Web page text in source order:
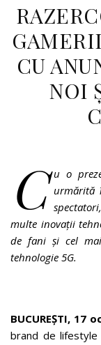
CU
NOI
C u o
urmărită
multe inovații
de fani și cel
tehnologie 5G.
BUCUREȘTI, 17
brand de lifestyle